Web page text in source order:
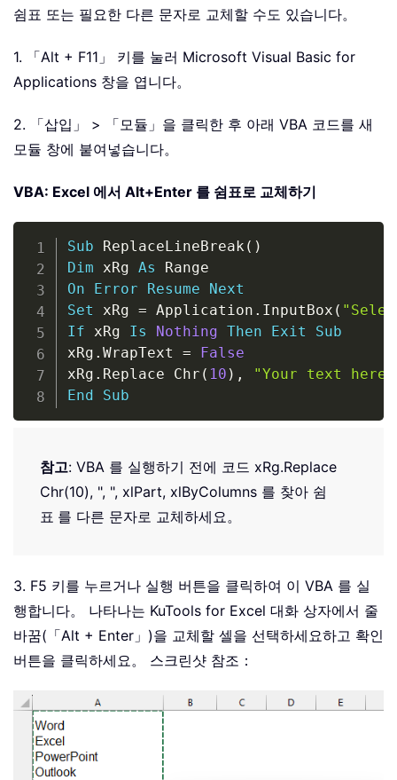
쉼표 또는 필요한 다른 문자로 교체할 수도 있습니다。
1. 「Alt + F11」 키를 눌러 Microsoft Visual Basic for
Applications 창을 엽니다。
2. 「삽입」 > 「모듈」을 클릭한 후 아래 VBA 코드를 새
모듈 창에 붙여넣습니다。
VBA: Excel 에서 Alt+Enter 를 쉼표로 교체하기
Sub ReplaceLineBreak ( )
Dim xRg As
On
Error Resume
Next
Set xRg = Application . InputBox (
If xRg Is Nothing Then Exit
Sub
xRg . WrapText =
False
xRg . Replace Chr ( 10 ) , "Your text here"
End
Sub
참고: VBA 를 실행하기 전에 코드 xRg.Replace
Chr(10), ", ", xlPart, xlByColumns 를 찾아 쉼
표 를 다른 문자로 교체하세요。
3. F5 키를 누르거나 실행 버튼을 클릭하여 이 VBA 를 실
행합니다。 나타나는 KuTools for Excel 대화 상자에서 줄
바꿈(「Alt + Enter」)을 교체할 셀을 선택하세요하고 확인
버튼을 클릭하세요。 스크린샷 참조：